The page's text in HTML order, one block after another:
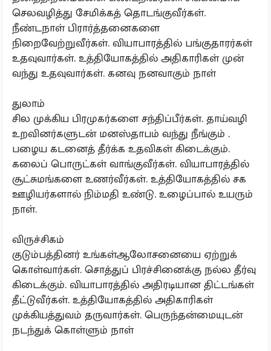
செலவழித்து சேமிக்கத் தொடங்குவீர்கள்.
நீண்டநாள் பிரார்த்தனைகளை
நிறைவேற்றுவீர்கள். வியாபாரத்தில் பங்குதாரர்கள்
உதவுவார்கள். உத்தியோகத்தில் அதிகாரிகள் முன்
வந்து உதவுவார்கள். கனவு நனவாகும் நாள்
துலாம்
சில முக்கிய பிரமுகர்களை சந்திப்பீர்கள். தாய்வழி
உறவினர்களுடன் மனஸ்தாபம் வந்து நீங்கும் .
பழைய கடனைத் தீர்க்க உதவிகள் கிடைக்கும்.
கலைப் பொருட்கள் வாங்குவீர்கள். வியாபாரத்தில்
சூட்சுமங்களை உணர்வீர்கள். உத்தியோகத்தில் சக
ஊழியர்களால் நிம்மதி உண்டு. உழைப்பால் உயரும்
நாள்.
விருச்சிகம்
குடும்பத்தினர் உங்கள்ஆலோசனையை ஏற்றுக்
கொள்வார்கள். சொத்துப் பிரச்சினைக்கு நல்ல தீர்வு
கிடைக்கும். வியாபாரத்தில் அதிரடியான திட்டங்கள்
தீட்டுவீர்கள். உத்தியோகத்தில் அதிகாரிகள்
முக்கியத்துவம் தருவார்கள். பெருந்தன்மையுடன்
நடந்துக் கொள்ளும் நாள்